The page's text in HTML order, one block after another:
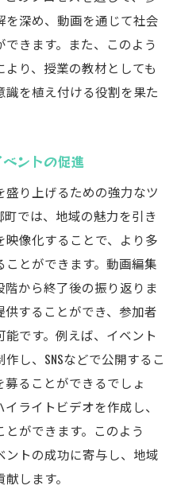
深め、動画を通じて社会
きます。また、このよう
り、授業の教材としても
を植え付ける役割を果た
ントの促進
り上げるための強力なツ
では、地域の魅力を引き
像化することで、より多
とができます。動画編集
から終了後の振り返りま
することができ、参加者
です。例えば、イベント
し、SNSなどで公開するこ
ることができるでしょ
ライトビデオを作成し、
ができます。このよう
ントの成功に寄与し、地域
します。